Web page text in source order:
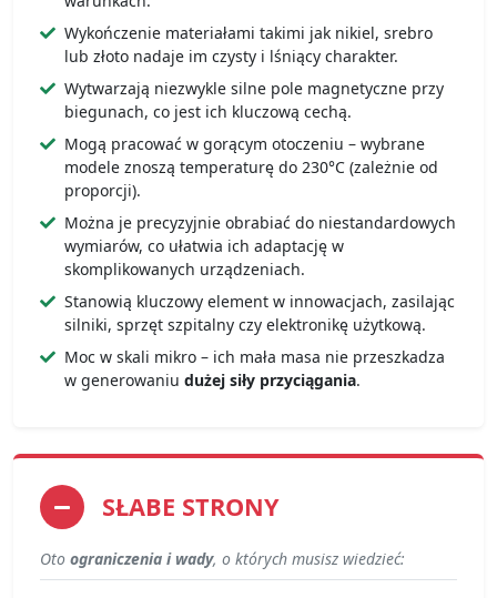
Wykończenie materiałami takimi jak nikiel, srebro
lub złoto nadaje im czysty i lśniący charakter.
Wytwarzają niezwykle silne pole magnetyczne przy
biegunach, co jest ich kluczową cechą.
Mogą pracować w gorącym otoczeniu – wybrane
modele znoszą temperaturę do 230°C (zależnie od
proporcji).
Można je precyzyjnie obrabiać do niestandardowych
wymiarów, co ułatwia ich adaptację w
skomplikowanych urządzeniach.
Stanowią kluczowy element w innowacjach, zasilając
silniki, sprzęt szpitalny czy elektronikę użytkową.
Moc w skali mikro – ich mała masa nie przeszkadza
w generowaniu dużej siły przyciągania.
SŁABE STRONY
Oto ograniczenia i wady, o których musisz wiedzieć: